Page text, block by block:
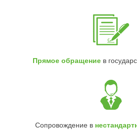
Прямое обращениев
Сопровождение в